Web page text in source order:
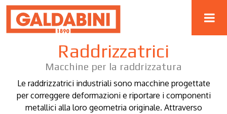
Raddrizzatrici
Macchine per la raddrizzatura
Le raddrizzatrici industriali sono macchine progettate
per correggere deformazioni e riportare i componenti
metallici alla loro geometria originale. Attraverso